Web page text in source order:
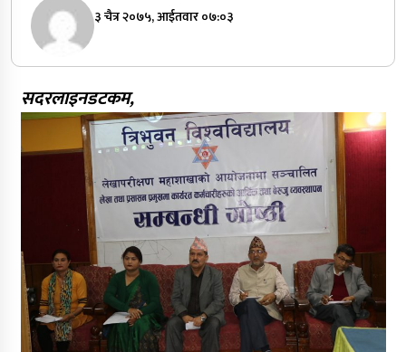
३ चैत्र २०७५, आईतवार ०७:०३
सदरलाइनडटकम,